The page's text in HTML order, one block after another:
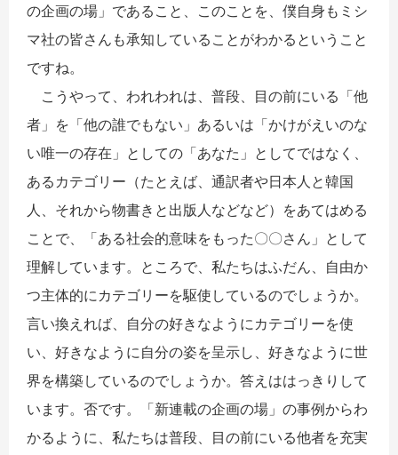
の企画の場」であること、このことを、僕自身もミシ
マ社の皆さんも承知していることがわかるということ
ですね。
こうやって、われわれは、普段、目の前にいる「他
者」を「他の誰でもない」あるいは「かけがえいのな
い唯一の存在」としての「あなた」としてではなく、
あるカテゴリー（たとえば、通訳者や日本人と韓国
人、それから物書きと出版人などなど）をあてはめる
ことで、「ある社会的意味をもった〇〇さん」として
理解しています。ところで、私たちはふだん、自由か
つ主体的にカテゴリーを駆使しているのでしょうか。
言い換えれば、自分の好きなようにカテゴリーを使
い、好きなように自分の姿を呈示し、好きなように世
界を構築しているのでしょうか。答えははっきりして
います。否です。「新連載の企画の場」の事例からわ
かるように、私たちは普段、目の前にいる他者を充実